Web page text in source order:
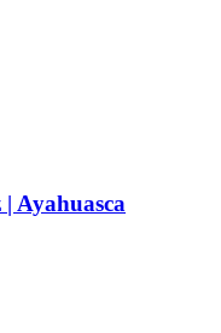
Ayahuasca